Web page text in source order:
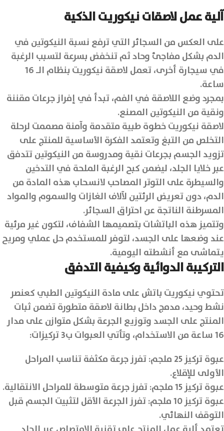
آلية عمل لاصقات نيكوريت الذكية
على العكس من السجائر التي ترفع نسبة النيكوتين في
الدم بشكل مفاجئ وحاد ثم تنخفض بسرعة لتسبب الرغبة
في سيجارة أخرى، تعمل لاصقة نيكوريت بنظام الـ 16
ساعة.
بمجرد وضع اللاصقة في الفم، تبدأ في إفراز جرعات مقننة
ونقية من النيكوتين المصنع.
لاصقة نيكوريت خطوة طبية متقدمة وآمنة مصممت لرحلة
التخلص من التبغ وتعتمد الفكرة الأساسية للمنتج على
تزويد الجسم بجرعات نقية ومدروسة من النيكوتين تتدفق
عبر خلايا الجلد، ليضمن كبح الرغبة الملحة في التدخين
والسيطرة على التوتر المصاحب لانسحاب هذه المادة من
الدم، دون تعريض الرئتين لآلاف الغازات والسموم والمواد
المسرطنة الناتجة عن احتراق السجائر.
وتتميز هذه الباتشات بتصميمها الشفاف، لتكون غير مرئية
عند وضعها على الجسد، لتوفر للمستخدم حل عملي ومريح
يتماشى مع أنشطته اليومية.
التركيبة الدوائية وكيفية التدفق
تحتوي نيكوريت باتش على مادة النيكوتين الطبي كعنصر
نشط وحيد، مدمج داخل بطانة لاصقة متطورة تضمن ثبات
المنتج على الجسد وتوزيع الجرعة بشكل متوازن على مدار
16 ساعة من الاستخدام، وتأتي العبوات ب3 تركيزات:
عبوة تركيز 25 ملجم: تفرز جرعة مكثفة تناسب المراحل
الأولى للإقلاع.
عبوة تركيز 15 ملجم: تفرز جرعة متوسطة للمراحل الانتقالية.
عبوة تركيز 10 ملجم: تفرز الجرعة الأقل لتثبيت الجسم قبل
التوقف النهائي.